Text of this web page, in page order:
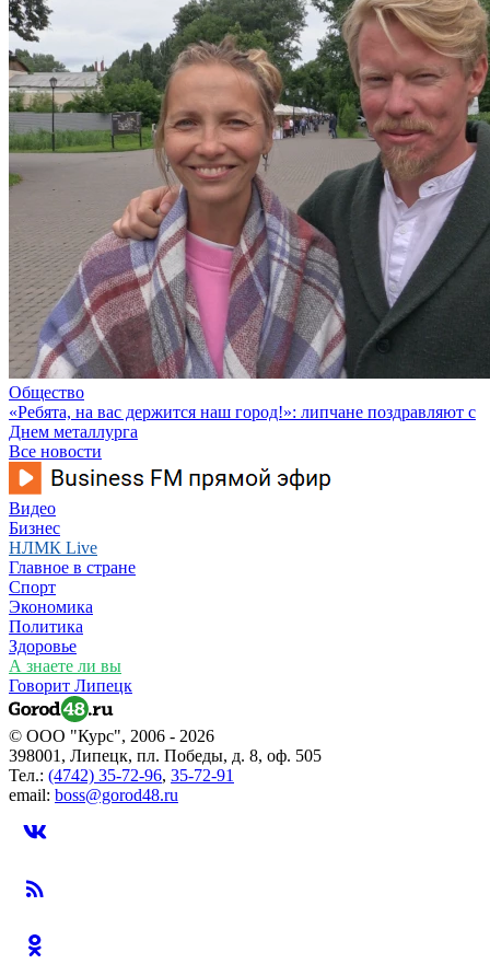
Общество
«Ребята, на вас держится наш город!»: липчане поздравляют с
Днем металлурга
Все новости
Видео
Бизнес
НЛМК Live
Главное в стране
Спорт
Экономика
Политика
Здоровье
А знаете ли вы
Говорит Липецк
© ООО "Курс", 2006 - 2026
398001, Липецк, пл. Победы, д. 8, оф. 505
Тел.: (4742) 35-72-96, 35-72-91
email: boss@gorod48.ru